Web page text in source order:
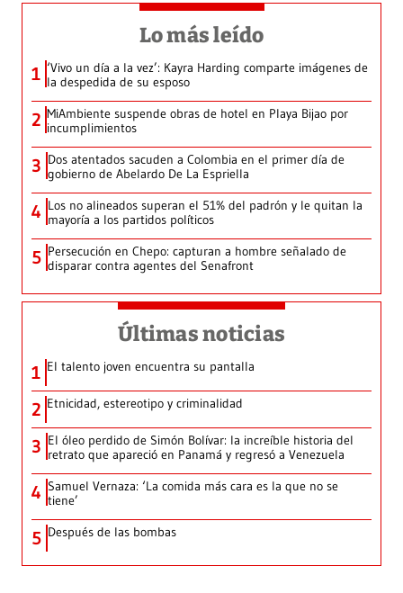
Lo más leído
1 ‘Vivo un día a la vez’: Kayra Harding comparte imágenes de
la despedida de su esposo
2 MiAmbiente suspende obras de hotel en Playa Bijao por
incumplimientos
3 Dos atentados sacuden a Colombia en el primer día de
gobierno de Abelardo De La Espriella
4 Los no alineados superan el 51% del padrón y le quitan la
mayoría a los partidos políticos
5 Persecución en Chepo: capturan a hombre señalado de
disparar contra agentes del Senafront
Últimas noticias
1 El talento joven encuentra su pantalla​
2 Etnicidad, estereotipo y criminalidad
3 El óleo perdido de Simón Bolívar: la increíble historia del
retrato que apareció en Panamá y regresó a Venezuela
4 Samuel Vernaza: ‘La comida más cara es la que no se
tiene’
5 Después de las bombas